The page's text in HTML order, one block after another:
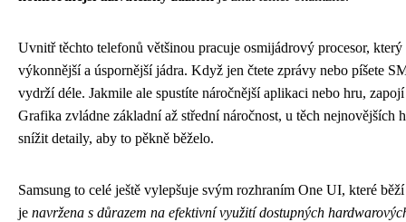
Uvnitř těchto telefonů většinou pracuje osmijádrový procesor,
výkonnější a úspornější jádra. Když jen čtete zprávy nebo píšete
vydrží déle. Jakmile ale spustíte náročnější aplikaci nebo hru,
Grafika zvládne základní až střední náročnost, u těch nejnovějších
snížit detaily, aby to pěkně běželo.
Samsung to celé ještě vylepšuje svým rozhraním One UI, které
je navržena s důrazem na efektivní využití dostupných